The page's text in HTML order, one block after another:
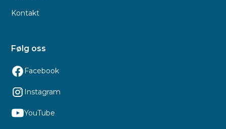
Kontakt
Følg oss
Facebook
Instagram
YouTube